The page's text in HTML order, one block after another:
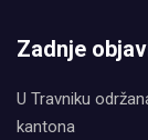
Zadnje
U Travniku
kantona